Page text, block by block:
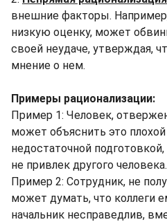
внешние факторы.
низкую оценку, может
своей неудаче, утверждая,
мнение о нем.
Примеры рационализации:
Пример 1: Человек,
может объяснить это
недостаточной
не привлек другого человека.
Пример 2: Сотрудник, не
может думать, что коллеги
начальник несправедлив,